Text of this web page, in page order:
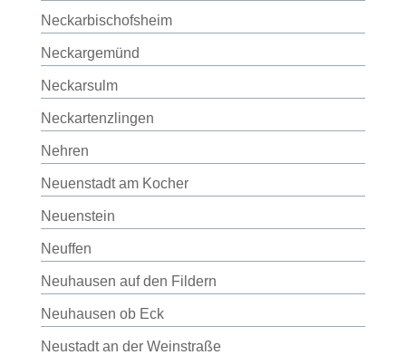
Neckarbischofsheim
Neckargemünd
Neckarsulm
Neckartenzlingen
Nehren
Neuenstadt am Kocher
Neuenstein
Neuffen
Neuhausen auf den Fildern
Neuhausen ob Eck
Neustadt an der Weinstraße